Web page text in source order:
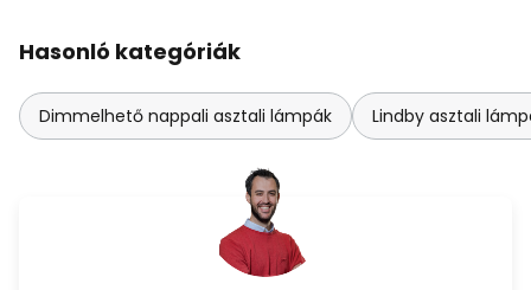
Hasonló kategóriák
Dimmelhető nappali asztali lámpák Lindby asztali